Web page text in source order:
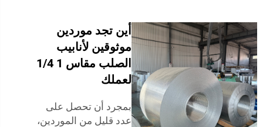
أين تجد موردين
موثوقين لأنابيب
الصلب مقاس 1 1/4
لعملك
بمجرد أن تحصل على
عدد قليل من الموردين،